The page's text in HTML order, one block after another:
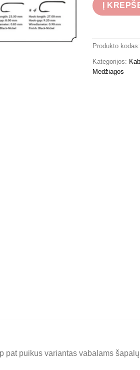
Į
Produkto kodas:
Kategorijos:
Medžiagos
pat puikus variantas vabalams